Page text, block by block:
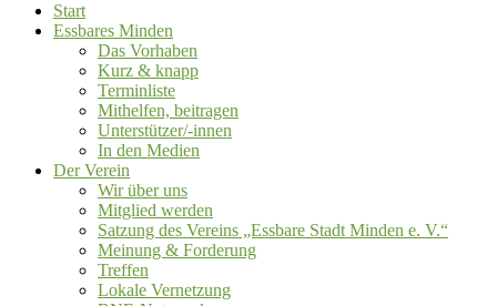
Start
Essbares Minden
Das Vorhaben
Kurz & knapp
Terminliste
Mithelfen, beitragen
Unterstützer/-innen
In den Medien
Der Verein
Wir über uns
Mitglied werden
Satzung des Vereins „Essbare Stadt Minden e. V.“
Meinung & Forderung
Treffen
Lokale Vernetzung